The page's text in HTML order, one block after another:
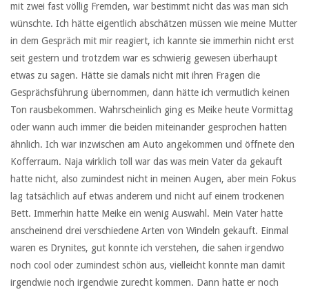
mit zwei fast völlig Fremden, war bestimmt nicht das was man sich
wünschte. Ich hätte eigentlich abschätzen müssen wie meine Mutter
in dem Gespräch mit mir reagiert, ich kannte sie immerhin nicht erst
seit gestern und trotzdem war es schwierig gewesen überhaupt
etwas zu sagen. Hätte sie damals nicht mit ihren Fragen die
Gesprächsführung übernommen, dann hätte ich vermutlich keinen
Ton rausbekommen. Wahrscheinlich ging es Meike heute Vormittag
oder wann auch immer die beiden miteinander gesprochen hatten
ähnlich. Ich war inzwischen am Auto angekommen und öffnete den
Kofferraum. Naja wirklich toll war das was mein Vater da gekauft
hatte nicht, also zumindest nicht in meinen Augen, aber mein Fokus
lag tatsächlich auf etwas anderem und nicht auf einem trockenen
Bett. Immerhin hatte Meike ein wenig Auswahl. Mein Vater hatte
anscheinend drei verschiedene Arten von Windeln gekauft. Einmal
waren es Drynites, gut konnte ich verstehen, die sahen irgendwo
noch cool oder zumindest schön aus, vielleicht konnte man damit
irgendwie noch irgendwie zurecht kommen. Dann hatte er noch